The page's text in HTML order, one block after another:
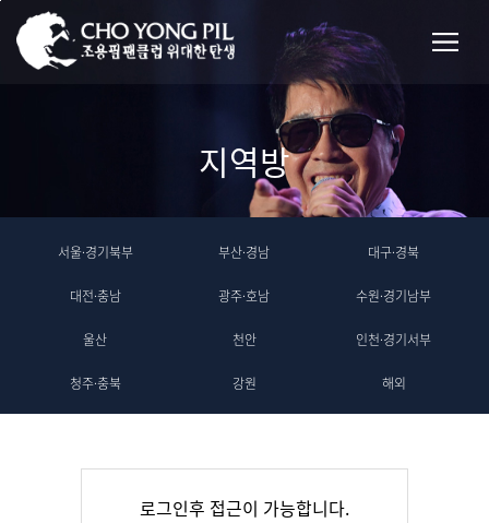
지역방
서울·경기북부 부산·경남 대구·경북
대전·충남 광주·호남 수원·경기남부
울산 천안 인천·경기서부
청주·충북 강원 해외
로그인후 접근이 가능합니다.